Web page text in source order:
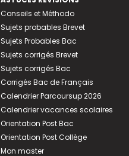
Conseils et Méthodo
Sujets probables Brevet
Sujets Probables Bac
Sujets corrigés Brevet
Sujets corrigés Bac
Corrigés Bac de Français
Calendrier Parcoursup 2026
Calendrier vacances scolaires
Orientation Post Bac
Orientation Post Collège
Mon master